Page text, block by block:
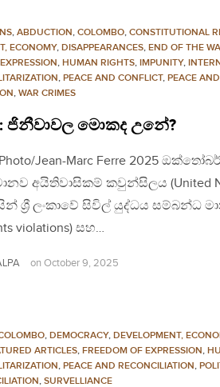
, ABDUCTION, COLOMBO, CONSTITUTIONAL
ECONOMY, DISAPPEARANCES, END OF THE
, HUMAN RIGHTS, IMPUNITY,
, PEACE AND CONFLICT, PEACE
, WAR CRIMES
ජිනීවාවල මොකද උනේ?
Photo/Jean-Marc Ferre 2025
අයිතිවාසිකම් කවුන්සිලය (United
ශ්‍රී ලංකාවේ සිවිල් යුද්ධය සම්බන්ධ
violations) සහ…
on October 9, 2025
, DEMOCRACY, DEVELOPMENT,
ARTICLES, FREEDOM OF EXPRESSION,
, PEACE AND RECONCILIATION,
, SURVELLIANCE